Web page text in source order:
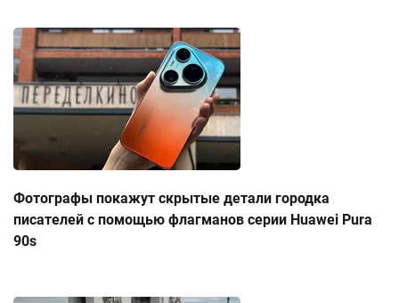
Фотографы покажут скрытые детали городка
писателей с помощью флагманов серии Huawei Pura
90s